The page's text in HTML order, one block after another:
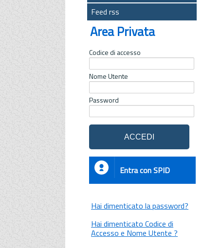
Feed rss
Area Privata
Codice di accesso
Nome Utente
Password
Entra con SPID
Hai dimenticato la password?
Hai dimenticato Codice di
Accesso e Nome Utente ?